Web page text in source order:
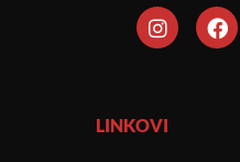
I
n
s
g
r
F
a
c
LINKOVI